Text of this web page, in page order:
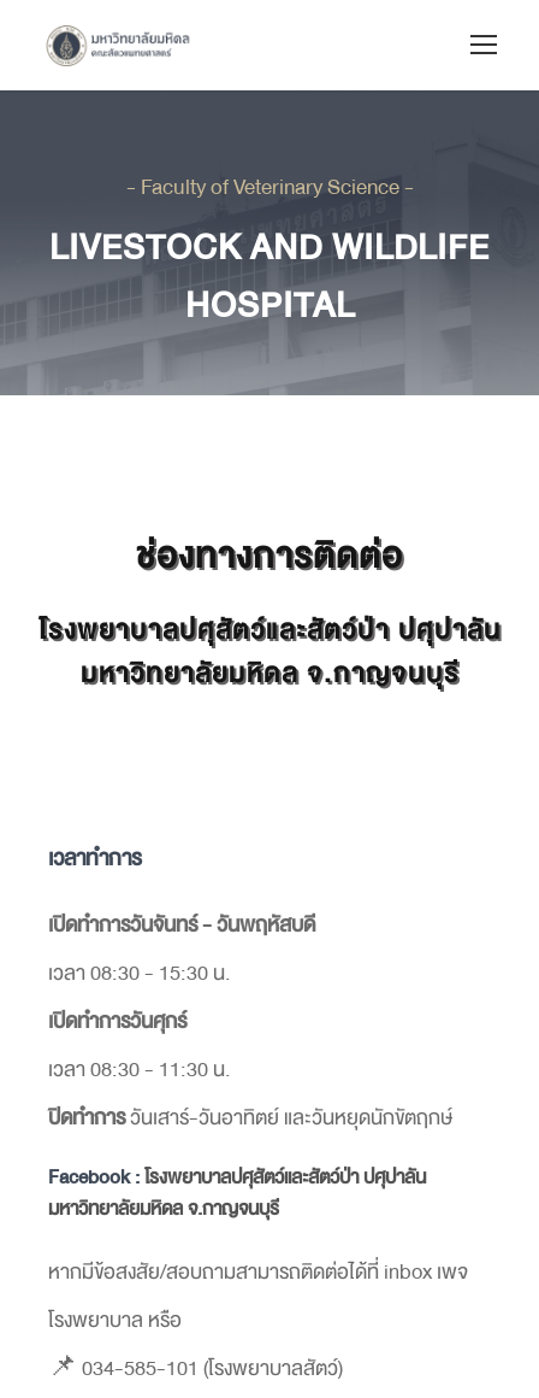
- Faculty of Veterinary Science -
LIVESTOCK AND WILDLIFE
HOSPITAL
ช่องทางการติดต่อ
โรงพยาบาลปศุสัตว์และสัตว์ป่า ปศุปาลัน
มหาวิทยาลัยมหิดล จ.กาญจนบุรี
เวลาทำการ
เปิดทำการวันจันทร์ - วันพฤหัสบดี
เวลา 08:30 - 15:30 น.
เปิดทำการวันศุกร์
เวลา 08:30 - 11:30 น.
ปิดทำการวันเสาร์-วันอาทิตย์ และวันหยุดนักขัตฤกษ์
Facebook :โรงพยาบาลปศุสัตว์และสัตว์ป่า ปศุปาลัน
มหาวิทยาลัยมหิดล จ.กาญจนบุรี
หากมีข้อสงสัย/สอบถามสามารถติดต่อได้ที่ inbox เพจ
โรงพยาบาล หรือ
📌 034-585-101 (โรงพยาบาลสัตว์)